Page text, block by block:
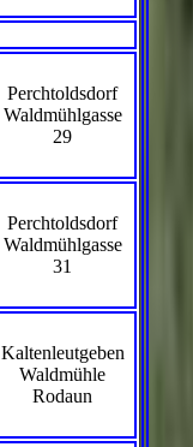
Perchtoldsdorf
Waldmühlgasse
29
Perchtoldsdorf
Waldmühlgasse
31
Kaltenleutgeben
Waldmühle
Rodaun